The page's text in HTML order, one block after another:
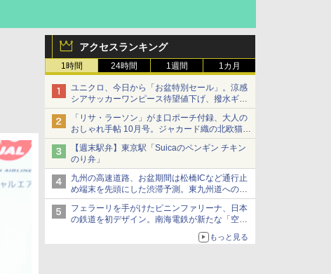
アクセスランキング
1時間 24時間 1週間 1カ月
ユニクロ、今日から「お盆特別セール」。涼感
シアサッカーワンピース待望値下げ、撥水ギア
ショーツは1990円に
「リサ・ラーソン」がま口ポーチ付録、大人の
おしゃれ手帖 10月号。ジャカード織の北欧猫デ
ザイン
【週末駅弁】東京駅「Suicaのペンギン チキン
のり弁」
九州の高速道路、お盆期間は松橋ICなど通行止
め端末を先頭にした渋滞予測。東九州道への迂
回は料金調整を実施
フェラーリを手がけたピニンファリーナ、日本
の鉄道を初デザイン。南海電鉄が新たな「空港
もっと見る